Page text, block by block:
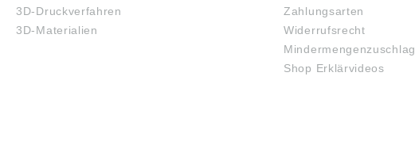
3D-Druckverfahren
3D-Materialien
Zahlungsarten
Widerrufsrecht
Mindermengenzuschlag
Shop Erklärvideos